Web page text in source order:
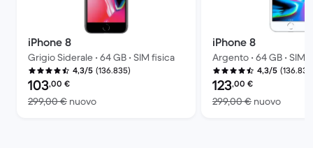
iPhone 8
Grigio Siderale • 64 GB • SIM fisica
4,3/5 (136.835)
Prezzo del ricondizionato:
103,00 €
299,00 € nuovoRispetto a 299,00 € del nuovo
iPhone 8
Argento • 64 GB • SIM
4,3/5
Prezzo del
123,00 €
299,00 € nuovo